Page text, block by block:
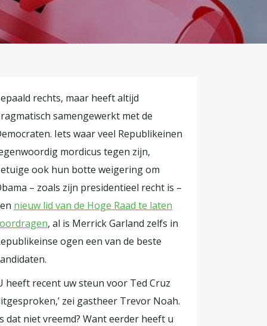
tot
rechts, maar heeft altijd
samengewerkt met de
Iets waar veel Republikeinen
mordicus tegen zijn,
ook hun botte weigering om
– zoals zijn presidentieel recht is –
nieuw lid van de Hoge Raad te laten
, al is Merrick Garland zelfs in
ogen een van de beste
heeft recent uw steun voor Ted Cruz
zei gastheer Trevor Noah.
dat niet vreemd? Want eerder heeft u